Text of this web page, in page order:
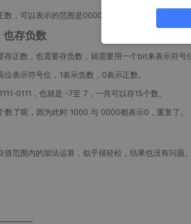
数，可以表示的范围是0000-1111，也就是0 至 15，
也存负数
存正数，也需要存负数，就需要用一个bit来表示符号
位表示符号位，1表示负数，0表示正数。
0111，也就是 -7至 7，一共可以存15个数。
数了呢，因为此时 1000 与 0000都表示0，重复了。
值范围内的加法运算，似乎很轻松，结果也没有问题。